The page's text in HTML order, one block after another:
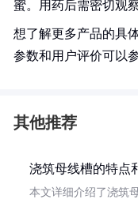
蜜。用药后需密切观
想了解更多产品的具
参数和用户评价可以
其他推荐
浇筑母线槽的特点
本文详细介绍了浇筑